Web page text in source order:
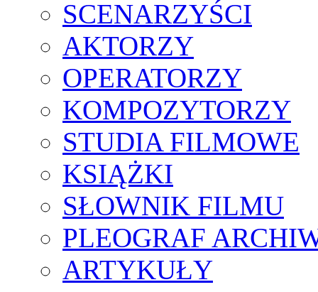
SCENARZYŚCI
AKTORZY
OPERATORZY
KOMPOZYTORZY
STUDIA FILMOWE
KSIĄŻKI
SŁOWNIK FILMU
PLEOGRAF
ARTYKUŁY